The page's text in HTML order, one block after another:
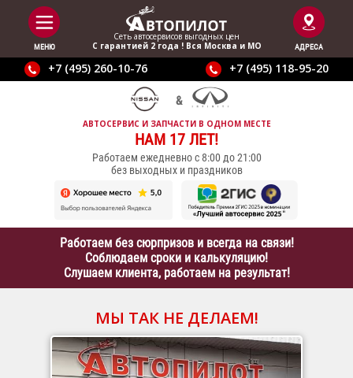
МЕНЮ
Сеть автосервисов выгодныx цен
С гарантией 2 года ! Вся Москва и МО
АДРЕСА
+7 (495) 260-10-76 +7 (495) 118-95-20
АВТОСЕРВИС И ЗАПЧАСТИ В ОДНОМ МЕСТЕ
НАМ 17 ЛЕТ!
Работаем ежедневно с 8:00 до 21:00
без выходных и праздников
Работаем без сюрпризов и всегда на связи!
Соблюдаем сроки и калькуляцию!
Слушаем клиента, работаем на результат!
МЫ ТАК НЕ ДЕЛАЕМ!